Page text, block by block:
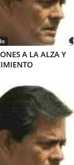
A LA ALZA Y